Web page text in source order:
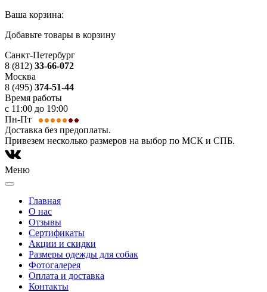
Ваша корзина:
Добавьте товары в корзину
Санкт-Петербург
8 (812) 33-66-072
Москва
8 (495) 374-51-44
Время работы
с 11:00 до 19:00
Пн-Пт
Доставка без предоплаты.
Привезем несколько размеров на выбор по МСК и СПБ.
Меню
Главная
О нас
Отзывы
Сертификаты
Акции и скидки
Размеры одежды для собак
Фотогалерея
Оплата и доставка
Контакты